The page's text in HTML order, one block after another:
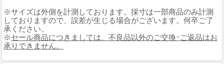
※サイズは外側を計測しております。採寸は一部商品のみ計測
しておりますので、誤差が生じる場合がございます。何卒ご了
承ください。
※セール商品につきましては、不良品以外のご交換･ご返品はお
承りできません。